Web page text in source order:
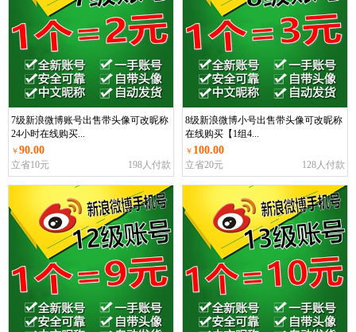
7级新浪微博账号出售带头像可改昵称
24小时在线购买...
￥90.00
立省10元 198人付款
8级新浪微博小号出售带头像可改昵称
在线购买【1组4...
￥ 100.00
立省20元 128人付款